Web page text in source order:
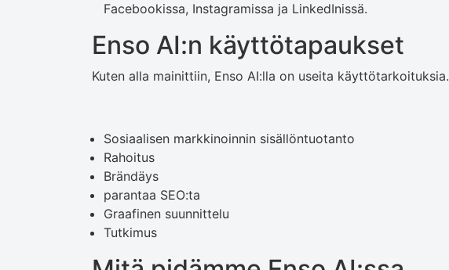
Facebookissa, Instagramissa ja LinkedInissä.
Enso AI:n käyttötapaukset
Kuten alla mainittiin, Enso AI:lla on useita käyttötarkoituksia.
Sosiaalisen markkinoinnin sisällöntuotanto
Rahoitus
Brändäys
parantaa SEO:ta
Graafinen suunnittelu
Tutkimus